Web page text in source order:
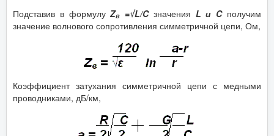
Подставив в формулуZв =√L/Cзначения L и C получим
значение волнового сопротивления симметричной цепи, Ом,
Коэффициент затухания симметричной цепи с медными
проводниками, дБ/км,